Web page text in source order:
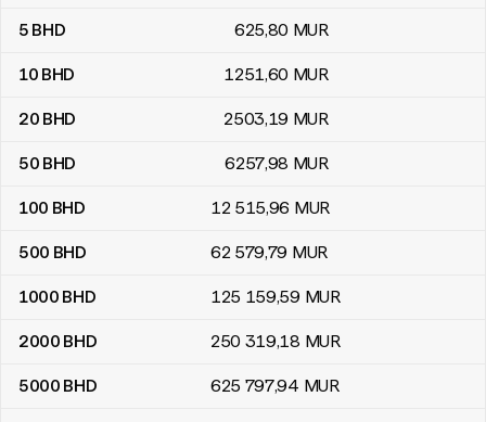
5 BHD 625,80 MUR
10 BHD 1251,60 MUR
20 BHD 2503,19 MUR
50 BHD 6257,98 MUR
100 BHD 12 515,96 MUR
500 BHD 62 579,79 MUR
1000 BHD 125 159,59 MUR
2000 BHD 250 319,18 MUR
5000 BHD 625 797,94 MUR